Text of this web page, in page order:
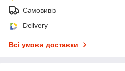
Самовивіз
Delivery
Всі умови доставки